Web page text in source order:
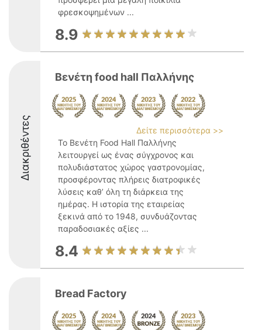
φρεσκοψημένων ...
8.9
Διακριθέντες
Βενέτη food hall Παλλήνης
Δείτε περισσότερα >>
Το Βενέτη Food Hall Παλλήνης
λειτουργεί ως ένας σύγχρονος και
πολυδιάστατος χώρος γαστρονομίας,
προσφέροντας πλήρεις διατροφικές
λύσεις καθ’ όλη τη διάρκεια της
ημέρας. Η ιστορία της εταιρείας
ξεκινά από το 1948, συνδυάζοντας
παραδοσιακές αξίες ...
8.4
Bread Factory